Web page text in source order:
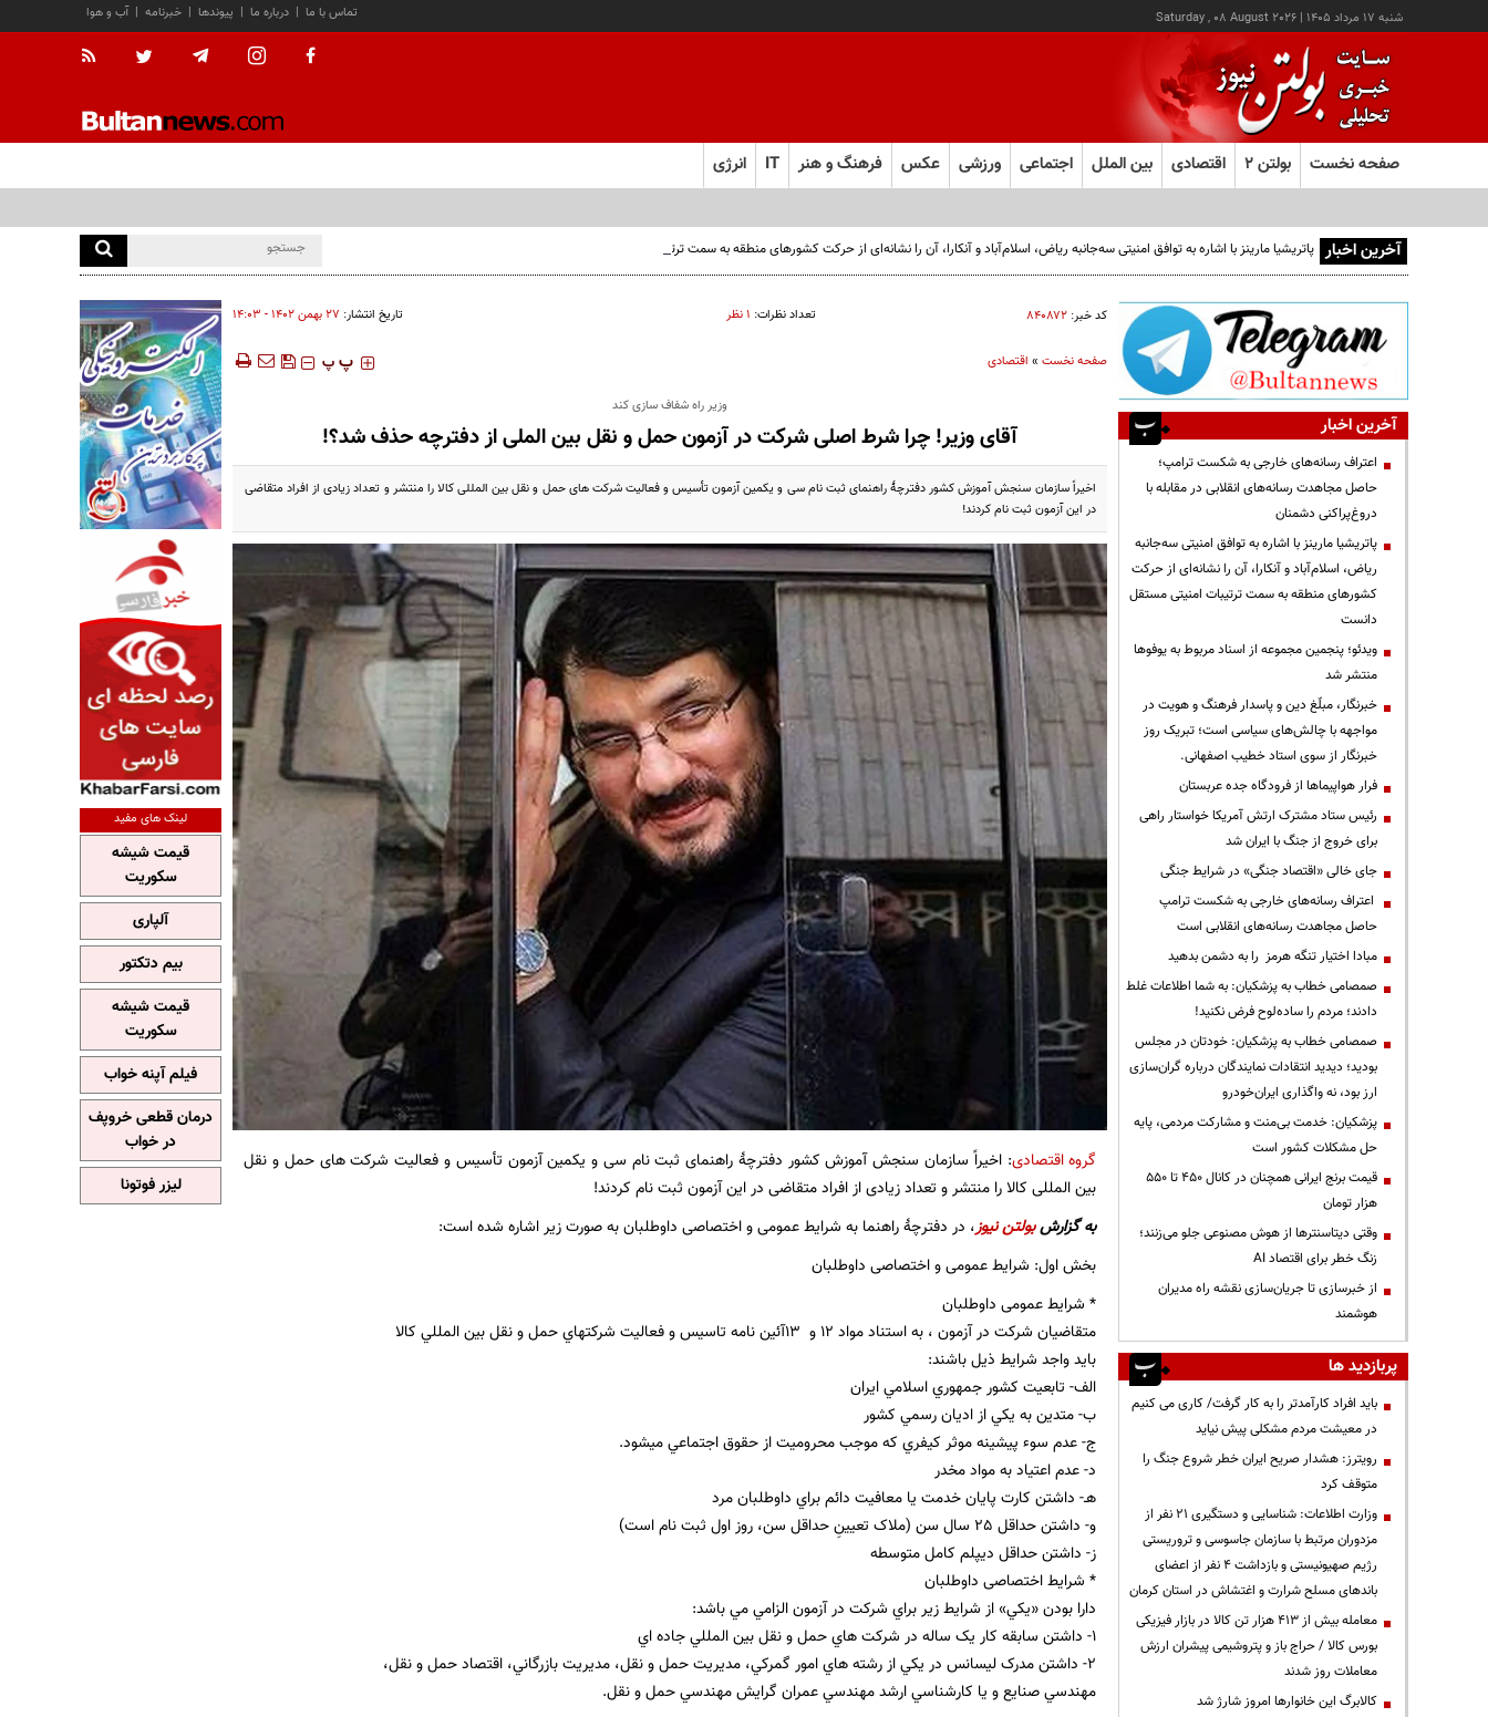
شنبه ۱۷ مرداد ۱۴۰۵ |
Saturday , 08 August 2026 آب و هوا | خبرنامه | پیوندها | درباره ما | تماس با ما
صفحه نخست بولتن ۲ اقتصادی بین الملل اجتماعی ورزشی عکس فرهنگ و هنر IT انرژی
آخرین اخبار پاتریشیا مارینز با اشاره به توافق امنیتی سه‌جانبه ریاض، اسلام‌آباد و آنکارا، آن را نشانه‌ای از حرکت کشورهای منطقه به سمت ترتیبات امنیتی مستقل دانست
کد خبر: ۸۴۰۸۷۲ تعداد نظرات: ۱ نظر تاریخ انتشار: ۲۷ بهمن ۱۴۰۲ - ۱۴:۰۳
صفحه نخست» اقتصادی ‍‍‍ پ پ
وزیر راه شفاف سازی کند
آقای وزیر! چرا شرط اصلی شرکت در آزمون حمل و نقل بین الملی از دفترچه حذف شد؟!
اخیراً سازمان سنجش آموزش کشور دفترچۀ راهنمای ثبت نام سی و یکمین آزمون تأسیس و فعالیت شرکت های حمل و نقل بین المللی کالا را منتشر و تعداد زیادی از افراد متقاضی
در این آزمون ثبت نام کردند!
گروه اقتصادی: اخیراً سازمان سنجش آموزش کشور دفترچۀ راهنمای ثبت نام سی و یکمین آزمون تأسیس و فعالیت شرکت های حمل و نقل
بین المللی کالا را منتشر و تعداد زیادی از افراد متقاضی در این آزمون ثبت نام کردند!
به گزارشبولتن نیوز، در دفترچۀ راهنما به شرایط عمومی و اختصاصی داوطلبان به صورت زیر اشاره شده است:
بخش اول: شرایط عمومی و اختصاصی داوطلبان
* شرایط عمومی داوطلبان
متقاضيان شركت در آزمون ، به استناد مواد 12 و 13آئين نامه تاسيس و فعاليت شركتهاي حمل و نقل بين المللي كالا
بايد واجد شرايط ذيل باشند:
الف- تابعيت كشور جمهوري اسلامي ايران
ب- متدين به يكي از اديان رسمي كشور
ج- عدم سوء پيشينه موثر كيفري كه موجب محروميت از حقوق اجتماعي ميشود.
د- عدم اعتياد به مواد مخدر
هـ- داشتن كارت پايان خدمت يا معافيت دائم براي داوطلبان مرد
و- داشتن حداقل 25 سال سن (ملاک تعيينِ حداقل سن، روز اول ثبت نام است)
ز- داشتن حداقل ديپلم كامل متوسطه
* شرایط اختصاصی داوطلبان
دارا بودن «يكي» از شرايط زير براي شركت در آزمون الزامي مي باشد:
1- داشتن سابقه كار يک ساله در شركت هاي حمل و نقل بين المللي جاده اي
2- داشتن مدرک ليسانس در يكي از رشته هاي امور گمركي، مديريت حمل و نقل، مديريت بازرگاني، اقتصاد حمل و نقل،
مهندسي صنايع و يا كارشناسي ارشد مهندسي عمران گرايش مهندسي حمل و نقل.
آخرین اخبار
اعتراف رسانه‌های خارجی به شکست ترامپ؛
حاصل مجاهدت رسانه‌های انقلابی در مقابله با
دروغ‌پراکنی دشمنان
پاتریشیا مارینز با اشاره به توافق امنیتی سه‌جانبه
ریاض، اسلام‌آباد و آنکارا، آن را نشانه‌ای از حرکت
کشورهای منطقه به سمت ترتیبات امنیتی مستقل
دانست
ویدئو؛ پنجمین مجموعه از اسناد مربوط به یوفوها
منتشر شد
خبرنگار، مبلّغ دین و پاسدار فرهنگ و هویت در
مواجهه با چالش‌های سیاسی است؛ تبریک روز
خبرنگار از سوی استاد خطیب اصفهانی.
فرار هواپیماها از فرودگاه جده عربستان
رئیس ستاد مشترک ارتش آمریکا خواستار راهی
برای خروج از جنگ با ایران شد
جای خالی «اقتصاد جنگی» در شرایط جنگی
اعتراف رسانه‌های خارجی به شکست ترامپ
حاصل مجاهدت رسانه‌های انقلابی است
مبادا اختیار تنگه هرمز را به دشمن بدهید
صمصامی خطاب به پزشکیان: به شما اطلاعات غلط
دادند؛ مردم را ساده‌لوح فرض نکنید!
صمصامی خطاب به پزشکیان: خودتان در مجلس
بودید؛ دیدید انتقادات نمایندگان درباره گران‌سازی
ارز بود، نه واگذاری ایران‌خودرو
پزشکیان: خدمت بی‌منت و مشارکت مردمی، پایه
حل مشکلات کشور است
قیمت‌ برنج ایرانی همچنان در کانال ۴۵۰ تا ۵۵۰
هزار تومان
وقتی دیتاسنترها از هوش مصنوعی جلو می‌زنند؛
زنگ خطر برای اقتصاد AI
از خبرسازی تا جریان‌سازی نقشه راه مدیران
هوشمند
پربازدید ها
باید افراد کارآمدتر را به کار گرفت/ کاری می کنیم
در معیشت مردم مشکلی پیش نیاید
رویترز: هشدار صریح ایران خطر شروع جنگ را
متوقف کرد
وزارت اطلاعات: شناسایی و دستگیری ۲۱ نفر از
مزدوران مرتبط با سازمان جاسوسی و تروریستی
رژیم صهیونیستی و بازداشت ۴ نفر از اعضای
باندهای مسلح شرارت و اغتشاش در استان کرمان
معامله بیش از ۴۱۳ هزار تن کالا در بازار فیزیکی
بورس کالا / حراج باز و پتروشیمی پیشران ارزش
معاملات روز شدند
کالابرگ این خانوارها امروز شارژ شد
لینک های مفید
قیمت شیشه
سکوریت
آلپاری
بیم دتکتور
قیمت شیشه
سکوریت
فیلم آپنه خواب
درمان قطعی خروپف
در خواب
لیزر فوتونا